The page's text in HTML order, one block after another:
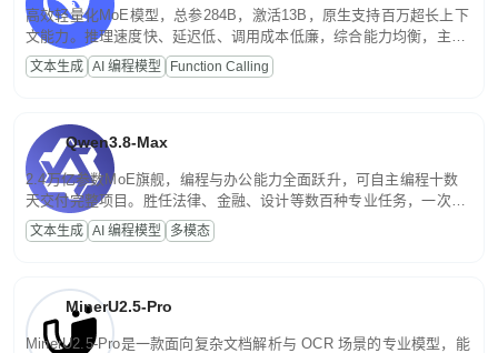
高效轻量化MoE模型，总参284B，激活13B，原生支持百万超长上下
文能力。推理速度快、延迟低、调用成本低廉，综合能力均衡，主打
高并发、轻量化任务，适合日常对话、内容创作、基础 RAG、批量
文案处理等普惠刚需场景。
文本生成 AI 编程模型 Function Calling
Qwen3.8-Max
2.4万亿参数MoE旗舰，编程与办公能力全面跃升，可自主编程十数
天交付完整项目。胜任法律、金融、设计等数百种专业任务，一次对
话端到端交付生产级成果。原生视觉理解贯穿规划、执行与验证全流
程，支持超长文档与长视频的深度语义解析。长程任务中自主规划与
文本生成 AI 编程模型 多模态
MinerU2.5-Pro
MinerU2.5-Pro是一款面向复杂文档解析与 OCR 场景的专业模型，能